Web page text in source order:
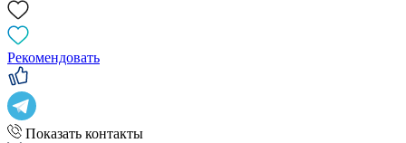
Рекомендовать
Показать контакты